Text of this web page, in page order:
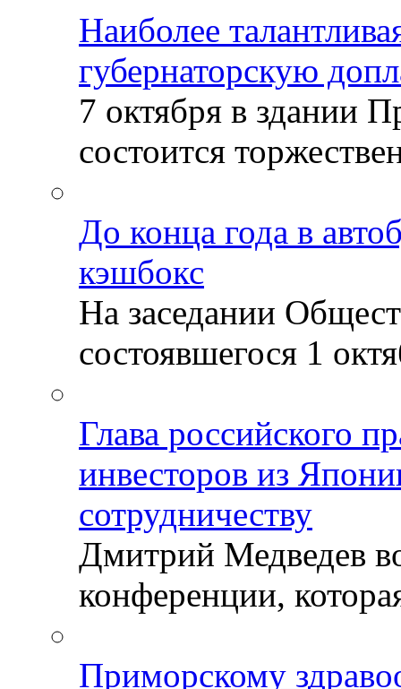
Наиболее
губернаторскую
7 октября в здании
состоится
До конца года в
кэшбокс
На заседании
состоявшегося 1
Глава российского
инвесторов из
сотрудничеству
Дмитрий Медведев
конференции,
Приморскому